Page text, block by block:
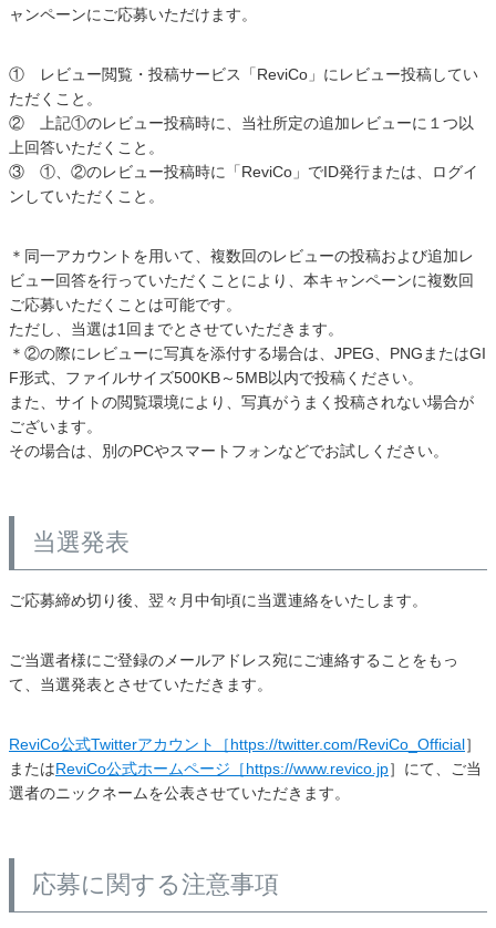
ャンペーンにご応募いただけます。
① レビュー閲覧・投稿サービス「ReviCo」にレビュー投稿してい
ただくこと。
② 上記①のレビュー投稿時に、当社所定の追加レビューに１つ以
上回答いただくこと。
③ ①、②のレビュー投稿時に「ReviCo」でID発行または、ログイ
ンしていただくこと。
＊同一アカウントを用いて、複数回のレビューの投稿および追加レ
ビュー回答を行っていただくことにより、本キャンペーンに複数回
ご応募いただくことは可能です。
ただし、当選は1回までとさせていただきます。
＊②の際にレビューに写真を添付する場合は、JPEG、PNGまたはGI
F形式、ファイルサイズ500KB～5MB以内で投稿ください。
また、サイトの閲覧環境により、写真がうまく投稿されない場合が
ございます。
その場合は、別のPCやスマートフォンなどでお試しください。
当選発表
ご応募締め切り後、翌々月中旬頃に当選連絡をいたします。
ご当選者様にご登録のメールアドレス宛にご連絡することをもっ
て、当選発表とさせていただきます。
ReviCo公式Twitterアカウント［https://twitter.com/ReviCo_Official］
またはReviCo公式ホームページ［https://www.revico.jp］にて、ご当
選者のニックネームを公表させていただきます。
応募に関する注意事項